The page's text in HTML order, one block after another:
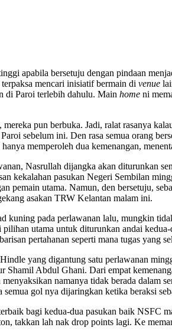
apabila bersetuju dengan pindaan
mencari inisiatif bermain di venue
di Paroi terlebih dahulu. Main home ni
pun berbuka. Jadi, ralat rasanya
sebelum ini. Den rasa semua orang
memperoleh dua kemenangan,
Nasrullah dijangka akan diturunkan
kekalahan pasukan Negeri Sembilan
pemain utama. Namun, den bersetuju,
asakan TRW Kelantan malam ini.
kuning pada perlawanan lalu, mungkin
utama untuk diturunkan andai
pertahanan seperti mana tugas yang
yang digantung satu perlawanan
Shamil Abdul Ghani. Dari empat
namanya tidak berada
semua gol nya dijaringkan ketika beraksi
bagi kedua-dua pasukan baik NSFC
takkan lah nak drop points lagi. Ke